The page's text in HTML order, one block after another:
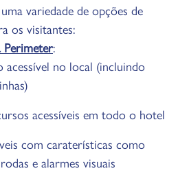
variedade de opções de
os visitantes:
:
acessível no local (incluindo
acessíveis em todo o hotel
com caraterísticas como
e alarmes visuais